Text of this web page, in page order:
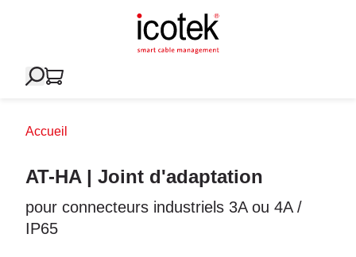
Accueil
AT-HA | Joint d'adaptation
pour connecteurs industriels 3A ou 4A /
IP65